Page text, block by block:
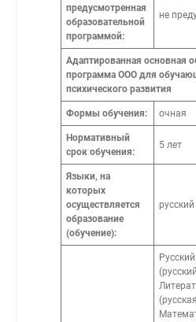
предусмотренная
образовательной
программой:
не
Адаптированная основная
программа ООО для
психического развития
Формы обучения: очная
Нормативный
срок обучения:
5 лет
Языки, на
которых
осуществляется
образование
(обучение):
русский